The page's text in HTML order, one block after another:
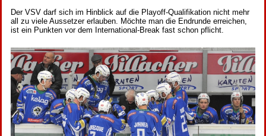
Der VSV darf sich im Hinblick auf die Playoff-Qualifikation nicht mehr
all zu viele Aussetzer erlauben. Möchte man die Endrunde erreichen,
ist ein Punkten vor dem International-Break fast schon pflicht.